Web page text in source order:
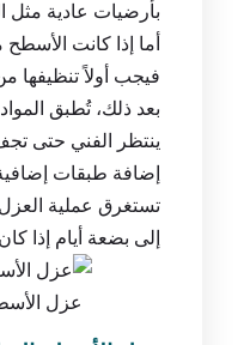
بأرضيات عادية مثل
أما إذا كانت
فيجب أولاً تنظيفها
بعد ذلك، تُطبق
ينتظر الفني حتى
إضافة طبقات
تستغرق عملية
إلى بضعة أيام إذا
عزل